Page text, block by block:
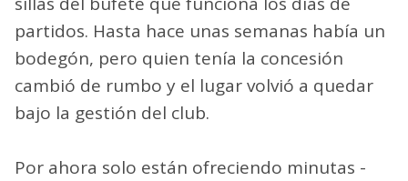
partidos. Hasta hace unas semanas había un
bodegón, pero quien tenía la concesión
cambió de rumbo y el lugar volvió a quedar
bajo la gestión del club.
Por ahora solo están ofreciendo minutas -